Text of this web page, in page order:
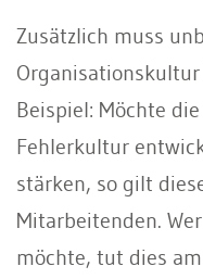
Zusätzlich muss
Beispiel: Möchte
Fehlerkultur
stärken, so gilt
Mitarbeitenden.
möchte, tut dies